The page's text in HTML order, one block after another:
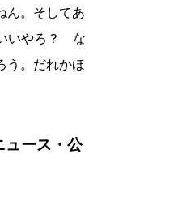
ん。そしてあ
いやろ？ な
う。だれかほ
ュース・公